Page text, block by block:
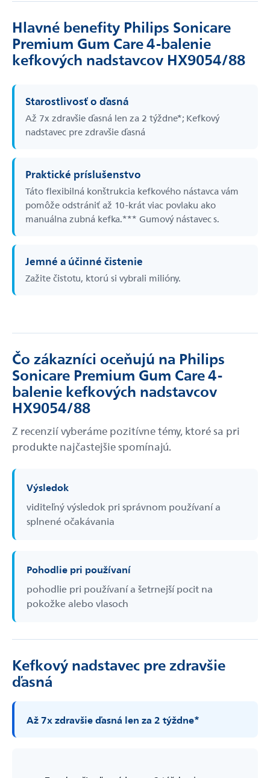
Hlavné benefity Philips Sonicare
Premium Gum Care 4-balenie
kefkových nadstavcov HX9054/88
Starostlivosť o ďasná
Až 7x zdravšie ďasná len za 2 týždne*; Kefkový
nadstavec pre zdravšie ďasná
Praktické príslušenstvo
Táto flexibilná konštrukcia kefkového nástavca vám
pomôže odstrániť až 10-krát viac povlaku ako
manuálna zubná kefka.*** Gumový nástavec s.
Jemné a účinné čistenie
Zažite čistotu, ktorú si vybrali milióny.
Čo zákazníci oceňujú na Philips
Sonicare Premium Gum Care 4-
balenie kefkových nadstavcov
HX9054/88
Z recenzií vyberáme pozitívne témy, ktoré sa pri
produkte najčastejšie spomínajú.
Výsledok
viditeľný výsledok pri správnom používaní a
splnené očakávania
Pohodlie pri používaní
pohodlie pri používaní a šetrnejší pocit na
pokožke alebo vlasoch
Kefkový nadstavec pre zdravšie
ďasná
Až 7x zdravšie ďasná len za 2 týždne*